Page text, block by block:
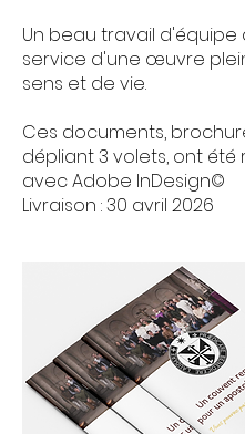
Un beau travail d'équipe
service d'une œuvre
sens et de vie.
Ces documents,
dépliant 3 volets, ont été
avec Adobe InDesign©
Livraison : 30 avril 2026